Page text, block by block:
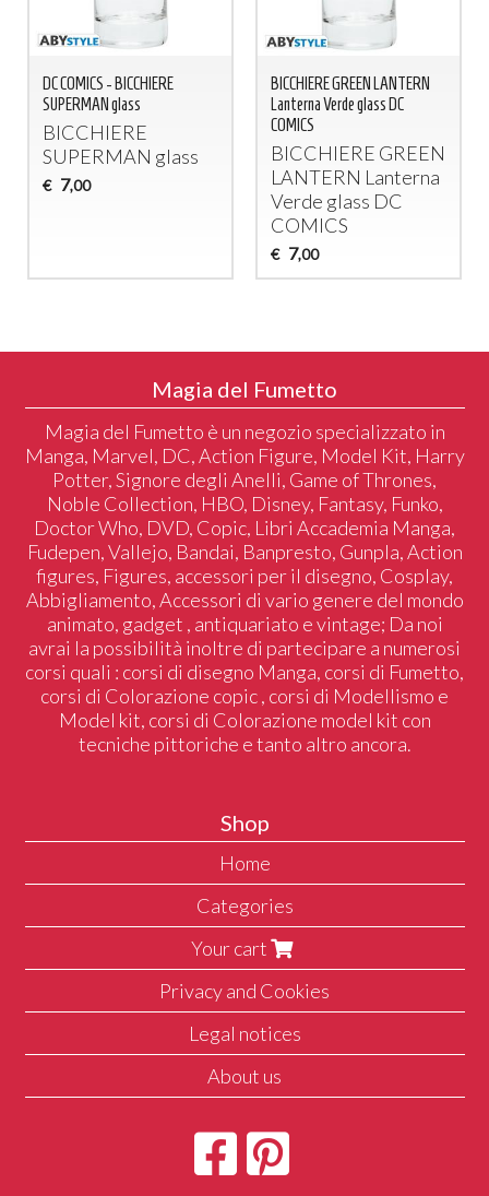
DC COMICS - BICCHIERE
SUPERMAN glass
BICCHIERE
SUPERMAN glass
€ 7,00
BICCHIERE GREEN LANTERN
Lanterna Verde glass DC
COMICS
BICCHIERE GREEN
LANTERN Lanterna
Verde glass DC
COMICS
€ 7,00
Magia del Fumetto
Magia del Fumetto è un negozio specializzato in
Manga, Marvel, DC, Action Figure, Model Kit, Harry
Potter, Signore degli Anelli, Game of Thrones,
Noble Collection, HBO, Disney, Fantasy, Funko,
Doctor Who, DVD, Copic, Libri Accademia Manga,
Fudepen, Vallejo, Bandai, Banpresto, Gunpla, Action
figures, Figures, accessori per il disegno, Cosplay,
Abbigliamento, Accessori di vario genere del mondo
animato, gadget , antiquariato e vintage; Da noi
avrai la possibilità inoltre di partecipare a numerosi
corsi quali : corsi di disegno Manga, corsi di Fumetto,
corsi di Colorazione copic , corsi di Modellismo e
Model kit, corsi di Colorazione model kit con
tecniche pittoriche e tanto altro ancora.
Shop
Home
Categories
Your cart
Privacy and Cookies
Legal notices
About us